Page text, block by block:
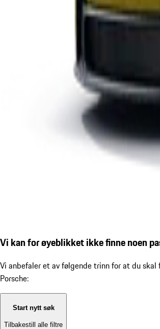
Vi kan for øyeblikket ikke finne noen
Vi anbefaler et av følgende trinn for at du skal
Porsche:
Start nytt søk
Tilbakestill alle filtre